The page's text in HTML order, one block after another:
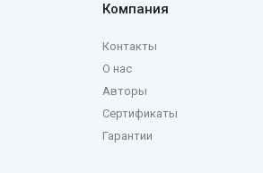
Компания
Контакты
О нас
Авторы
Сертификаты
Гарантии